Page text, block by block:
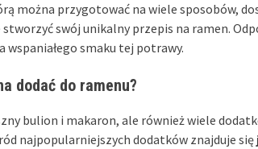
można przygotować na wiele sposobów,
stworzyć swój unikalny przepis na ramen.
wspaniałego smaku tej potrawy.
dodać do ramenu?
bulion i makaron, ale również wiele
najpopularniejszych dodatków znajduje się